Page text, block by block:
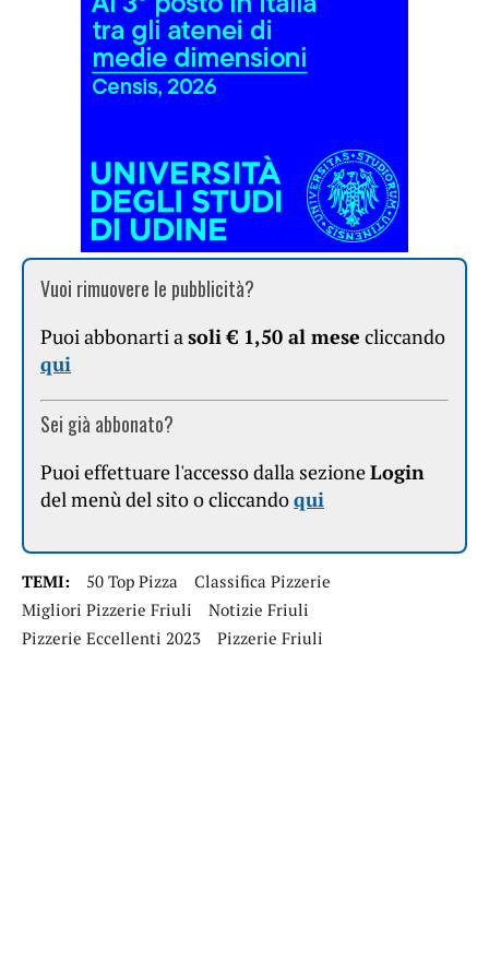
Vuoi rimuovere le pubblicità?
Puoi abbonarti asoli € 1,50 al mese cliccando
qui
Sei già abbonato?
Puoi effettuare l'accesso dalla sezioneLogin
del menù del sito o cliccandoqui
TEMI: 50 Top Pizza
Classifica Pizzerie
Migliori Pizzerie Friuli
Notizie Friuli
Pizzerie Eccellenti 2023
Pizzerie Friuli